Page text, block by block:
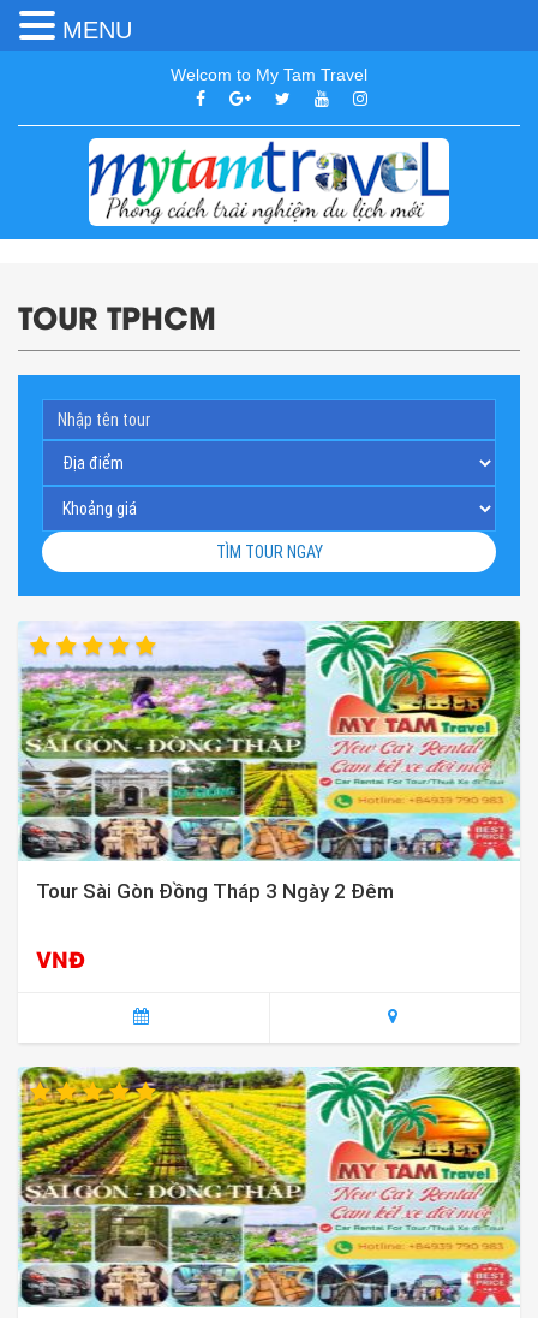
Welcom to My Tam Travel
TOUR TPHCM
TÌM TOUR NGAY
Tour Sài Gòn Đồng Tháp 3 Ngày 2 Đêm
VNĐ
MENU